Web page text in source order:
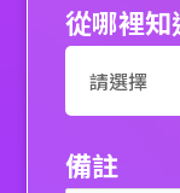
從哪裡知
備註